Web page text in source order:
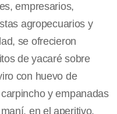
empresarios,
agropecuarios y
se ofrecieron
de yacaré sobre
con huevo de
y empanadas
en el aperitivo.